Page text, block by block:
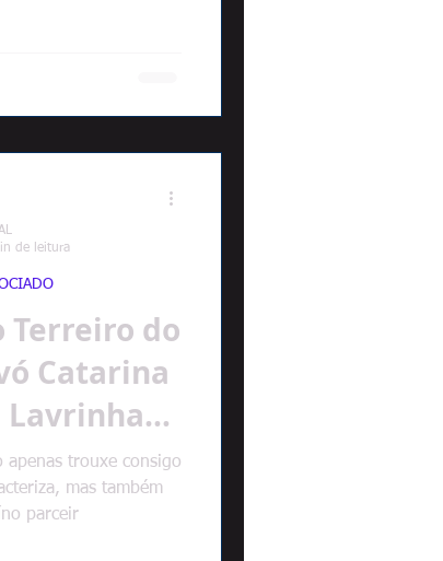
Terreiro do
Catarina
apenas trouxe consigo
mas também
demonstrou um genuíno parceir
de leitura